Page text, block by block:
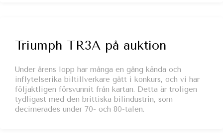
Triumph TR3A på auktion
Under årens lopp har många en gång kända och
inflytelserika biltillverkare gått i konkurs, och vi har
följaktligen försvunnit från kartan. Detta är troligen
tydligast med den brittiska bilindustrin, som
decimerades under 70- och 80-talen.